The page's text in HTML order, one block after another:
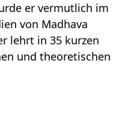
er vermutlich im
von Madhava
lehrt in 35 kurzen
und theoretischen